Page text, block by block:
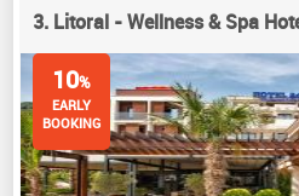
3. Litoral - Wellness & Spa
10%
EARLY
BOOKING